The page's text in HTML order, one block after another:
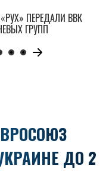
ДО 2
ПЕРЕДАЛИ ВВК
ГРУПП